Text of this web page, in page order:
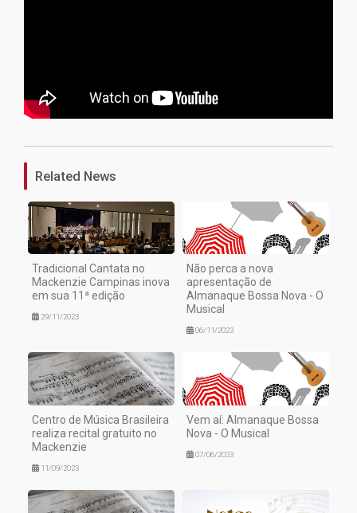
1
Related News
Tradicional Cantata no
Mackenzie Campinas inova
em sua 11ª edição
29/11/2023
Não perca a nova
apresentação de
Almanaque Bossa Nova - O
Musical
06/11/2023
Centro de Música Brasileira
realiza recital gratuito no
Mackenzie
11/09/2023
Vem aí: Almanaque Bossa
Nova - O Musical
07/06/2023